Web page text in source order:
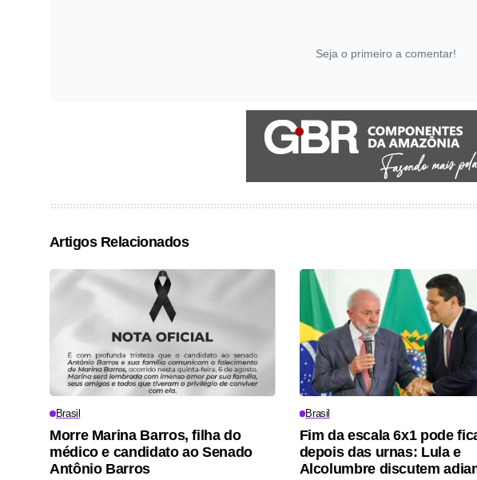
Seja o primeiro a comentar!
Artigos Relacionados
Brasil
Morre Marina Barros, filha do
médico e candidato ao Senado
Antônio Barros
Brasil
Fim da escala 6x1 pode
depois das urnas: Lula e
Alcolumbre discutem